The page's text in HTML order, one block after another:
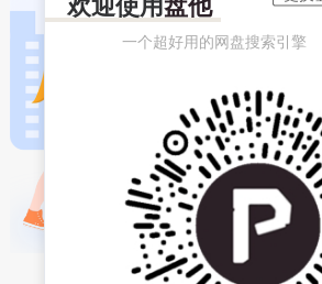
一个超好用的网盘搜索引擎